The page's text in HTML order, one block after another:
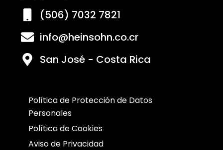
(506) 7032 7821
info@heinsohn.co.cr
San José - Costa Rica
Política de Protección de Datos
Personales
Política de Cookies
Aviso de Privacidad